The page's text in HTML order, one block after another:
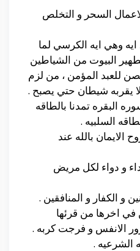
السحر و التخلص
وهي ايه الكرسي لما
البيوت من الشياطين
للعبد المؤمن ، من لزم
لا يقربه شيطان حتي يصبح .
البقره تمدنا بالطاقه
السلبيه .
الايمان بالله عند
و دواء لكل مريض
و الكفار و المنافقين .
في اخرها من قرئها
الانفس و فرجت كربه .
الشرعيه .